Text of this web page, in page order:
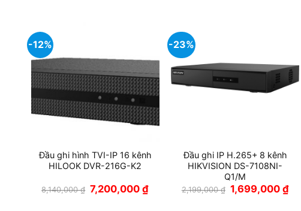
-12%
Đầu ghi hình TVI-IP 16 kênh
HILOOK DVR-216G-K2
8,140,000₫ Giá
gốc
7,200,000₫Giá
-23%
Đầu ghi IP H.265+ 8 kênh
HIKVISION DS-7108NI-
Q1/M
2,199,000₫ Giá
gốc
1,699,000 ₫Giá
hiện